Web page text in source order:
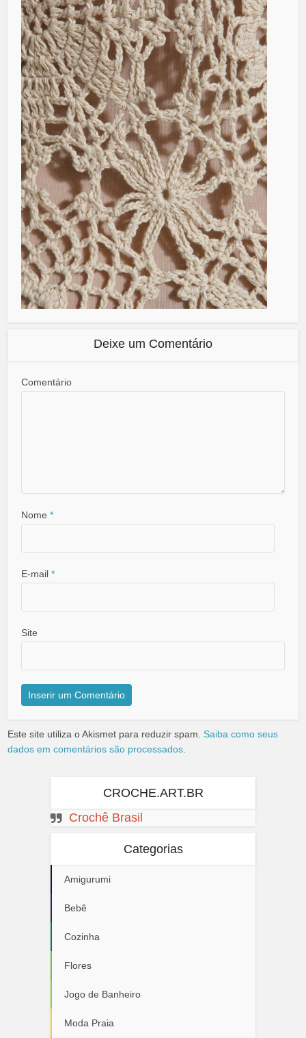
Deixe um Comentário
Comentário
Nome*
E-mail*
Site
Este site utiliza o Akismet para reduzir spam.Saiba como seus
dados em comentários são processados
CROCHE.ART.BR
Crochê Brasil
Categorias
Amigurumi
Bebê
Cozinha
Flores
Jogo de Banheiro
Moda Praia